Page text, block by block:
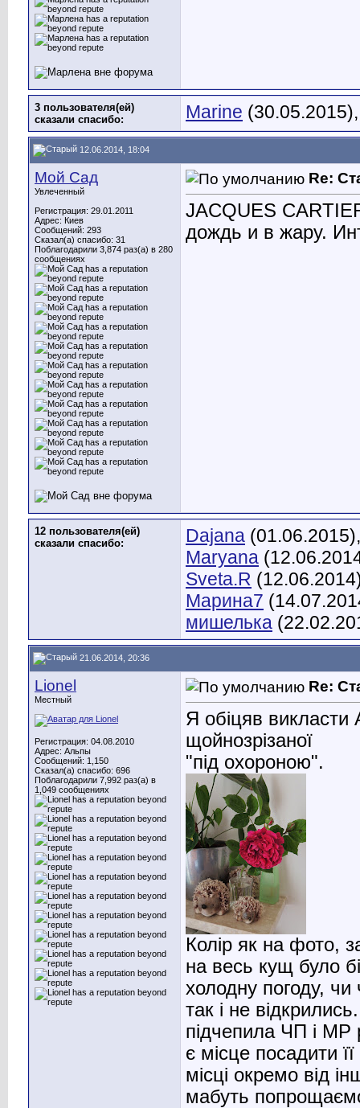
3 пользователя(ей)
сказали cпасибо:
Marine
12.06.2014, 18:04
Мой Сад
Увлеченный
Регистрация: 29.01.2011
Адрес: Киев
Сообщений: 293
Сказал(а) спасибо: 31
Поблагодарили 3,874 раз(а) в 280
сообщениях
Re:
JACQUES
дождь и в жару.
12 пользователя(ей)
сказали cпасибо:
Dajana
Maryana
Sveta.R
Марина7
мишелька
21.06.2014, 20:36
Lionel
Местный
Регистрация: 04.08.2010
Адрес: Альпы
Сообщений: 1,150
Сказал(а) спасибо: 696
Поблагодарили 7,992 раз(а) в
1,049 сообщениях
Re:
Я обіцяв
щойнозрізаної
"під охороною".
Колір як на фото,
на весь кущ було
холодну погоду,
так і не
підчепила ЧП і МР
є місце посадити
місці окремо від
мабуть